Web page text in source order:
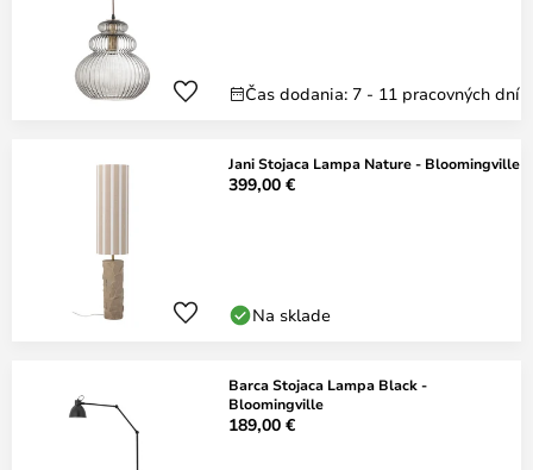
Čas dodania: 7 - 11 pracovných dní
Jani Stojaca Lampa Nature - Bloomingville
399,00 €
Na sklade
Barca Stojaca Lampa Black -
Bloomingville
189,00 €